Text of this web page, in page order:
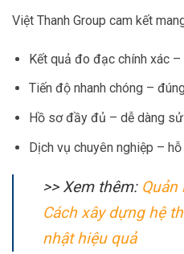
Việt Thanh Group cam kết
Kết quả đo đạc chính xác
Tiến độ nhanh chóng –
Hồ sơ đầy đủ – dễ dàng
Dịch vụ chuyên nghiệp –
>> Xem thêm:
Cách xây dựng hệ
nhật hiệu quả